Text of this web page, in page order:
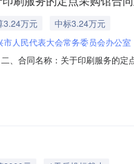
3.24万元
中标3.24万元
市人民代表大会常务委员会办公室
、合同名称：关于印刷服务的
7号联系方式：15970358016六